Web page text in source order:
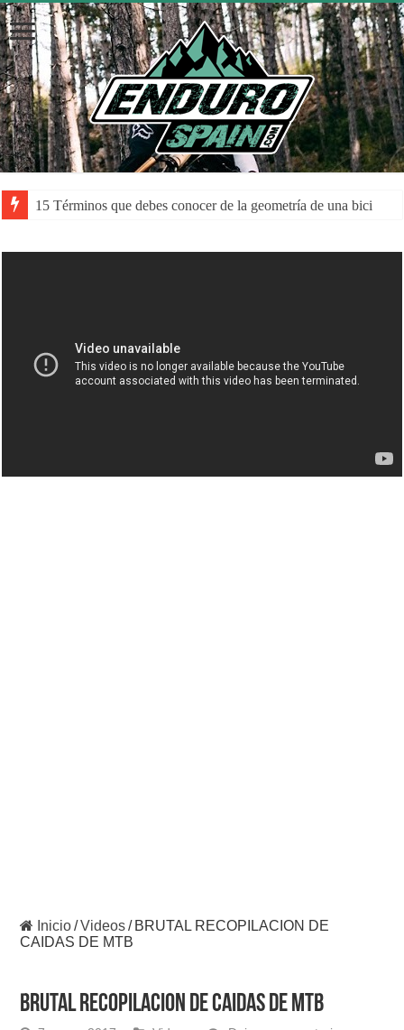
15 Términos que debes conocer de la geometría de una bici
Inicio/Videos/ BRUTAL RECOPILACION DE
CAIDAS DE MTB
BRUTAL RECOPILACION DE CAIDAS DE MTB